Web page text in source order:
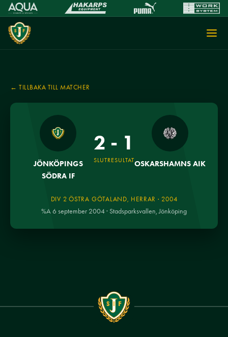
← TILLBAKA TILL MATCHER
JÖNKÖPINGS
SÖDRA IF
2 - 1
SLUTRESULTATOSKARSHAMNS AIK
DIV 2 ÖSTRA GÖTALAND, HERRAR · 2004
%A 6 september 2004 · Stadsparksvallen, Jönköping